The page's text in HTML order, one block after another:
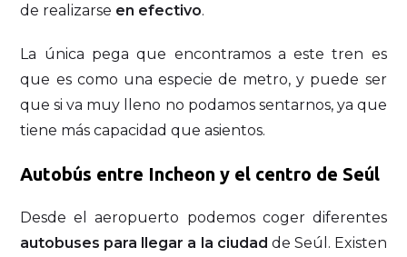
de realizarse en efectivo.
La única pega que encontramos a este tren es
que es como una especie de metro, y puede ser
que si va muy lleno no podamos sentarnos, ya que
tiene más capacidad que asientos.
Autobús entre Incheon y el centro de Seúl
Desde el aeropuerto podemos coger diferentes
autobuses para llegar a la ciudad de Seúl. Existen